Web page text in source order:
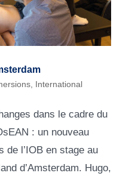
, International
dans le cadre du
: un nouveau
de l’IOB en stage au
d’Amsterdam. Hugo,